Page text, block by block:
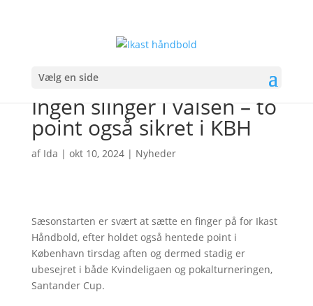
Vælg en side
Ingen slinger i valsen – to
point også sikret i KBH
af Ida | okt 10, 2024| Nyheder
Sæsonstarten er svært at sætte en finger på for Ikast
Håndbold, efter holdet også hentede point i
København tirsdag aften og dermed stadig er
ubesejret i både Kvindeligaen og pokalturneringen,
Santander Cup.